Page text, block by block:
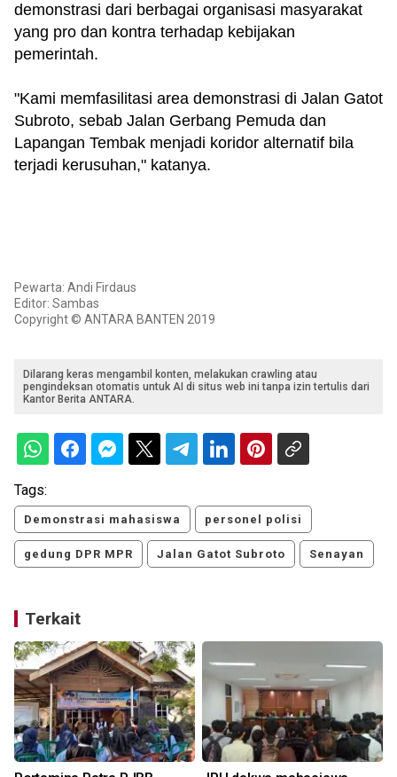
demonstrasi dari berbagai organisasi masyarakat
yang pro dan kontra terhadap kebijakan
pemerintah.
"Kami memfasilitasi area demonstrasi di Jalan Gatot
Subroto, sebab Jalan Gerbang Pemuda dan
Lapangan Tembak menjadi koridor alternatif bila
terjadi kerusuhan," katanya.
Pewarta: Andi Firdaus
Editor: Sambas
Copyright © ANTARA BANTEN 2019
Dilarang keras mengambil konten, melakukan crawling atau
pengindeksan otomatis untuk AI di situs web ini tanpa izin tertulis dari
Kantor Berita ANTARA.
Tags:
Demonstrasi mahasiswa personel polisi
gedung DPR MPR Jalan Gatot Subroto Senayan
Terkait